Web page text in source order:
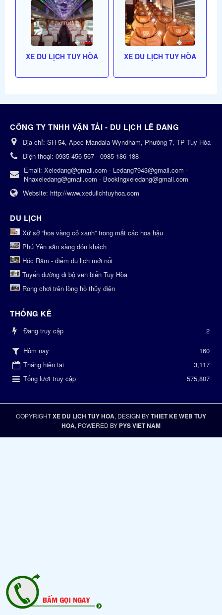
XE DU LỊCH TUY HÒA XE DU LỊCH TUY HÒA
CÔNG TY TNHH VẬN TẢI - DU LỊCH LÊ ĐANG
Địa chỉ: SH 54, Apec Mandala Wyndham, Phường 7, TP Tuy Hòa
Điện thoại: 0935 456 567 - 0985 186 188
Email: Xeledang@gmail.com - Ledang7943@gmail.com -
Nhaxeledang@gmail.com - Bookingxeledang@gmail.com
Website: http://www.xedulichtuyhoa.com
DU LỊCH
Xứ sở “hoa vàng cỏ xanh” trong mắt các hoa hậu
Phú Yên sẵn sàng đón khách
Hóc Răm - điểm du lịch mới nổi
Tuyến đường đi bộ ven biển Tuy Hòa
Rong chơi trên lòng hồ thủy điện
THỐNG KÊ
Đang truy cập 2
Hôm nay
160
Tháng hiện tại
3,117
Tổng lượt truy cập
575,807
COPYRIGHTXE DU LICH TUY HOA, DESIGN BYTHIET KE WEB TUY
HOA, POWERED BY PYS VIET NAM